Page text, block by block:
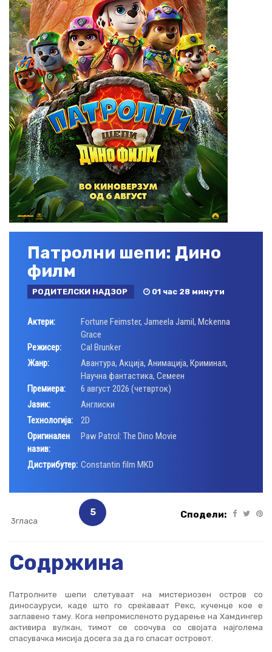
Патролни шепи: Дино
филм
РОДИТЕЛСКИ НАДЗОР 01 час 28 минути
Актери: Fortune Feimster, Jameela Jamil , Mckenna
Grace
Режисер:
Cal Brunker
Жанр:
Авантура, Акција, Анимација, Криминал,
Научна фантастика, Семеен
Премиера:
6 август 2026 (четврток)
Јазик:
Aнглиски
Технологија:
2D
Оригинален
назив:
Paw Patrol: The Dino Movie
Дистрибутер: Constantin film MKD
3гласа
5 Сподели:
Содржина
Патролните шепи слетуваат на мистериозен остров со
диносауруси, каде што го среќаваат Рекс, кученце кое е
заглавено таму. Кога непромисленото рударење на Хамдингер
активира вулкан, тимот се соочува со својата најголема
спасувачка мисија досега за да го спасат островот.